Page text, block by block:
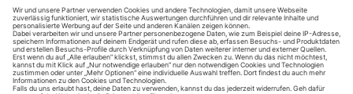
Datenschutzhinweise
Impressum
Privatsphäre-Einstellungen